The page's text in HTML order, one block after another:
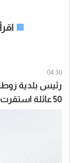
04:30
رئيس بلدية زوطر
50 عائلة